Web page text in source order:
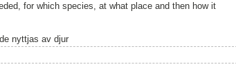
for which species, at what place and then how it
nyttjas av djur